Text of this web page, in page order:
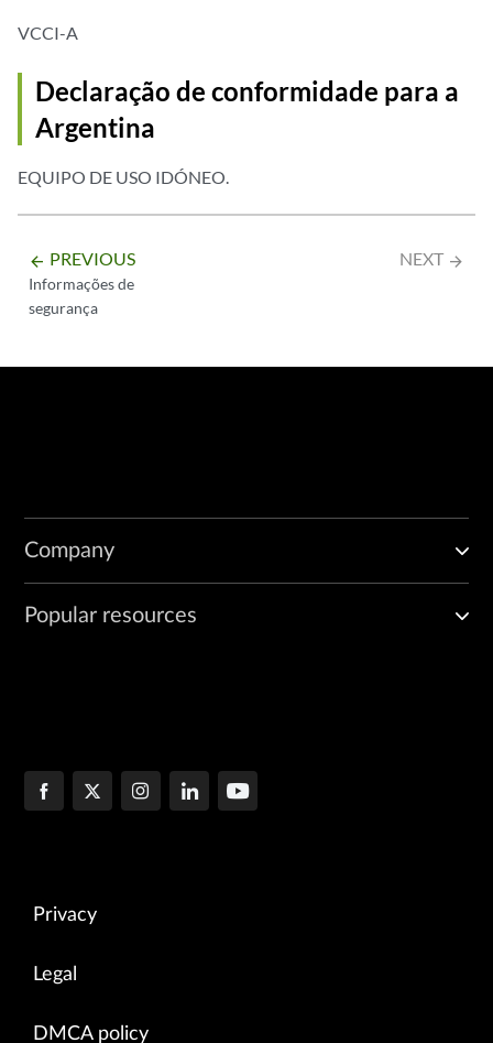
VCCI-A
Declaração de conformidade para a
Argentina
EQUIPO DE USO IDÓNEO.
arrow_backward PREVIOUS
Informações de
segurança
NEXT arrow_forward
Company
Popular resources
Privacy
Legal
DMCA policy